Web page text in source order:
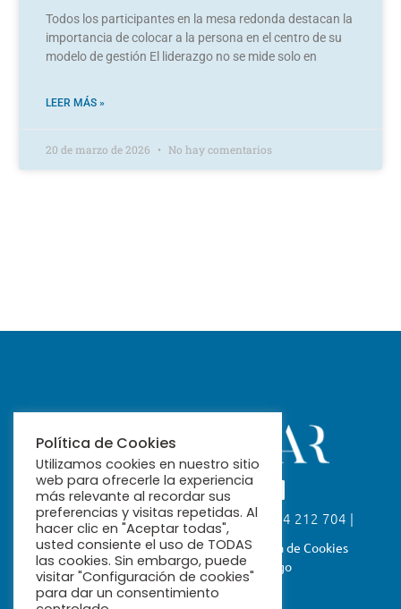
Todos los participantes en la mesa redonda destacan la
importancia de colocar a la persona en el centro de su
modelo de gestión El liderazgo no se mide solo en
LEER MÁS »
20 de marzo de 2026 No hay comentarios
Calle Fabiola, 26. 41004 Sevilla | 954 212 704 |
ribamar@ribamar.org
Aviso LegalPolítica de PrivacidadPolítica de Cookies
Términos y Condiciones de Pago
Política de Cookies
Utilizamos cookies en nuestro sitio
web para ofrecerle la experiencia
más relevante al recordar sus
preferencias y visitas repetidas. Al
hacer clic en "Aceptar todas",
usted consiente el uso de TODAS
las cookies. Sin embargo, puede
visitar "Configuración de cookies"
para dar un consentimiento